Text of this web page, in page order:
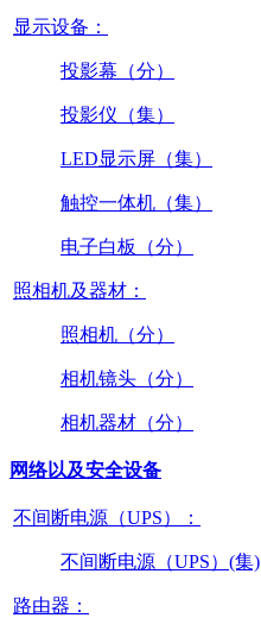
显示设备：
投影幕（分）
投影仪（集）
LED显示屏（集）
触控一体机（集）
电子白板（分）
照相机及器材：
照相机（分）
相机镜头（分）
相机器材（分）
网络以及安全设备
不间断电源（UPS）：
不间断电源（UPS）(集)
路由器：